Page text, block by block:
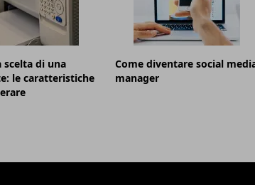
scelta di una
le caratteristiche
Come diventare social
manager